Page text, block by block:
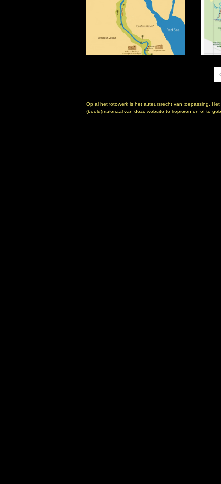
Op al het fotowerk is het auteursrecht van toepassing.
(beeld)materiaal van deze website te kopieren en of te